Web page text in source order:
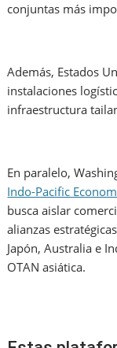
conjuntas más
Además, Estados
instalaciones
infraestructura
En paralelo,
Indo-Pacific
busca aislar
alianzas
Japón, Australia e
OTAN asiática.